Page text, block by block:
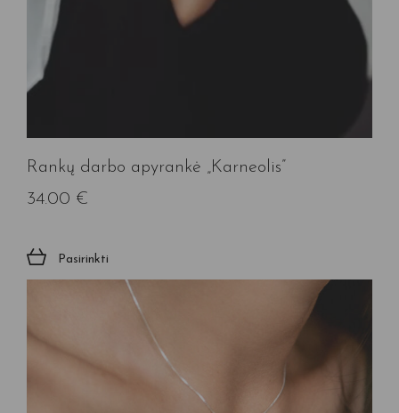
Rankų darbo apyrankė „Karneolis”
34.00 €
Pasirinkti